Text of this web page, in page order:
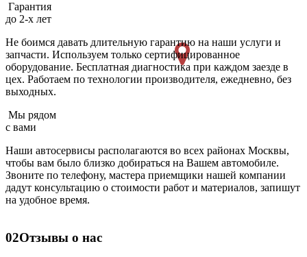
Гарантия
до 2-х лет
Не боимся давать длительную гарантию на наши услуги и
запчасти. Используем только сертифицированное
оборудование. Бесплатная диагностика при каждом заезде в
цех. Работаем по технологии производителя, ежедневно, без
выходных.
Мы рядом
с вами
Наши автосервисы располагаются во всех районах Москвы,
чтобы вам было близко добираться на Вашем автомобиле.
Звоните по телефону, мастера приемщики нашей компании
дадут консультацию о стоимости работ и материалов, запишут
на удобное время.
02Отзывы о нас